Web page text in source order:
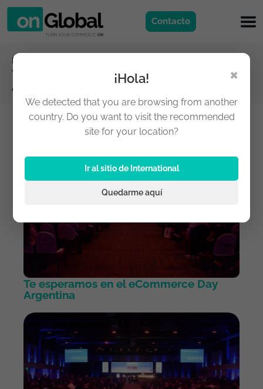
Contacto
Novedades
Te esperamos en el eCommerce Day
Argentina​
Te esperamos en el eCommerce Day
Argentina
×
¡Hola!
We detected that you are browsing from another
country. Do you want to visit the recommended
site for your location?
Ir al sitio de International
Quedarme aquí